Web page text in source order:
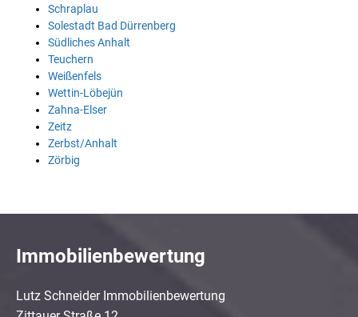
Schraplau
Solestadt Bad Dürrenberg
Südliches Anhalt
Teuchern
Weißenfels
Wettin-Löbejün
Zahna-Elser
Zeitz
Zerbst/Anhalt
Zörbig
Immobilienbewertung
Lutz Schneider Immobilienbewertung